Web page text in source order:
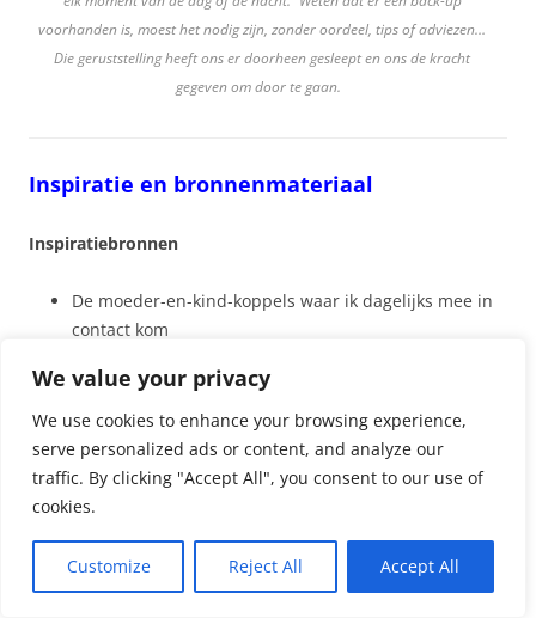
We value your privacy
We use cookies to enhance your browsing experience,
serve personalized ads or content, and analyze our
traffic. By clicking "Accept All", you consent to our use of
cookies.
Customize Reject All Accept All
voorhanden is, moest het nodig zijn, zonder oordeel, tips of adviezen…
Die geruststelling heeft ons er doorheen gesleept en ons de kracht
gegeven om door te gaan.
Inspiratie en bronnenmateriaal
Inspiratiebronnen
De moeder-en-kind-koppels waar ik dagelijks mee in
contact kom
Sheila Kitzinger
Met dank aanMarianne Vanderveen-Kolkena(IBCLC) en
Gonneke Van Veldhuizen-Staas voor het nalezen van dit
artikel!
Gebruikte bronnen